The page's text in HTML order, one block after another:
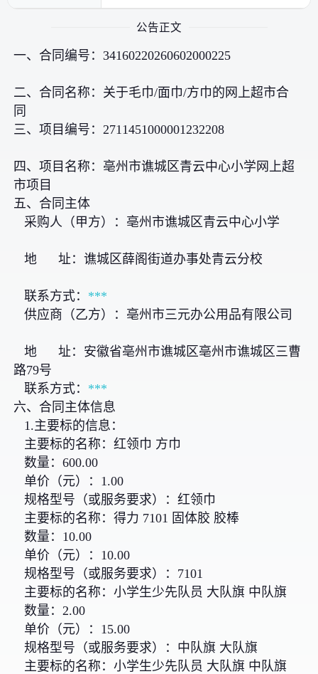
公告正文
一、合同编号：34160220260602000225
二、合同名称：关于毛巾/面巾/方巾的网上超市合
同
三、项目编号：2711451000001232208
四、项目名称：亳州市谯城区青云中心小学网上超
市项目
五、合同主体
采购人（甲方）：亳州市谯城区青云中心小学
地 址：谯城区薛阁街道办事处青云分校
联系方式： ***
供应商（乙方）：亳州市三元办公用品有限公司
地 址：安徽省亳州市谯城区亳州市谯城区三曹
路79号
联系方式： ***
六、合同主体信息
1.主要标的信息：
主要标的名称：红领巾 方巾
数量：600.00
单价（元）：1.00
规格型号（或服务要求）：红领巾
主要标的名称：得力 7101 固体胶 胶棒
数量：10.00
单价（元）：10.00
规格型号（或服务要求）：7101
主要标的名称：小学生少先队员 大队旗 中队旗
数量：2.00
单价（元）：15.00
规格型号（或服务要求）：中队旗 大队旗
主要标的名称：小学生少先队员 大队旗 中队旗